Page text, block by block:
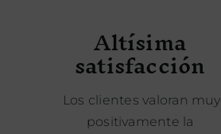
Altísima
satisfacción
Los clientes valoran muy
positivamente la